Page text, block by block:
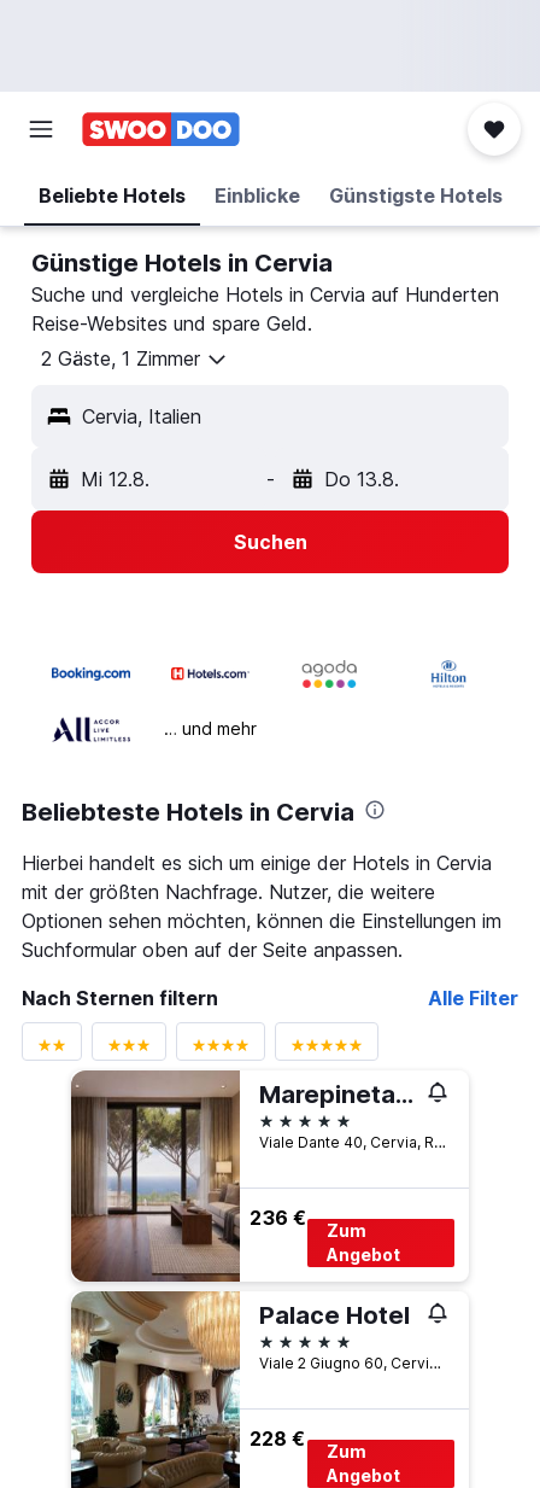
Beliebte Hotels Einblicke Günstigste Hotels
Günstige Hotels in Cervia
Suche und vergleiche Hotels in Cervia auf Hunderten
Reise-Websites und spare Geld.
2 Gäste, 1 Zimmer
Cervia, Italien
Mi 12.8. - Do 13.8.
Suchen
… und mehr
Beliebteste Hotels in Cervia
Hierbei handelt es sich um einige der Hotels in Cervia
mit der größten Nachfrage. Nutzer, die weitere
Optionen sehen möchten, können die Einstellungen im
Suchformular oben auf der Seite anpassen.
Nach Sternen filtern
Alle Filter
Marepineta Resort
5 Sterne
Viale Dante 40, Cervia, Ravenna, Italien
236 €
Zum
Angebot
Palace Hotel
5 Sterne
Viale 2 Giugno 60, Cervia, Ravenna, Italien
228 €
Zum
Angebot